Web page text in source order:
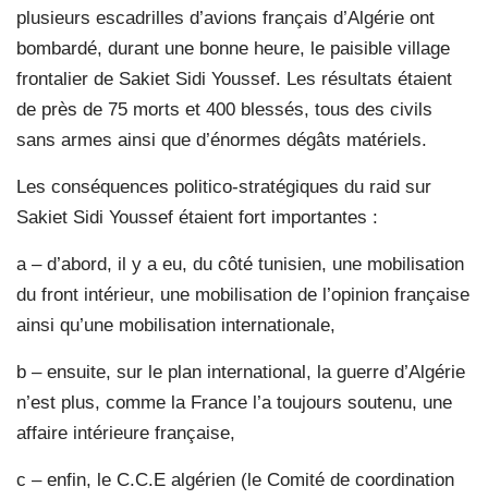
plusieurs escadrilles d’avions français d’Algérie ont
bombardé, durant une bonne heure, le paisible village
frontalier de Sakiet Sidi Youssef. Les résultats étaient
de près de 75 morts et 400 blessés, tous des civils
sans armes ainsi que d’énormes dégâts matériels.
Les conséquences politico-stratégiques du raid sur
Sakiet Sidi Youssef étaient fort importantes :
a – d’abord, il y a eu, du côté tunisien, une mobilisation
du front intérieur, une mobilisation de l’opinion française
ainsi qu’une mobilisation internationale,
b – ensuite, sur le plan international, la guerre d’Algérie
n’est plus, comme la France l’a toujours soutenu, une
affaire intérieure française,
c – enfin, le C.C.E algérien (le Comité de coordination